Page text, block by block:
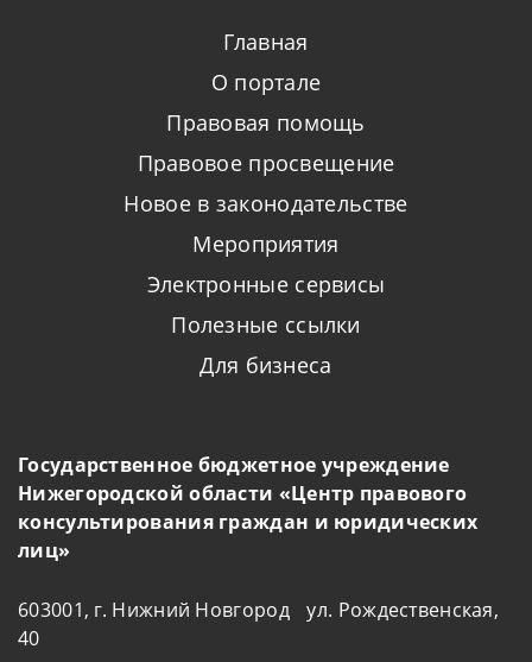
Главная
О портале
Правовая помощь
Правовое просвещение
Новое в законодательстве
Мероприятия
Электронные сервисы
Полезные ссылки
Для бизнеса
Государственное бюджетное учреждение
Нижегородской области «Центр правового
консультирования граждан и юридических
лиц»
603001, г. Нижний Новгород ул. Рождественская,
40